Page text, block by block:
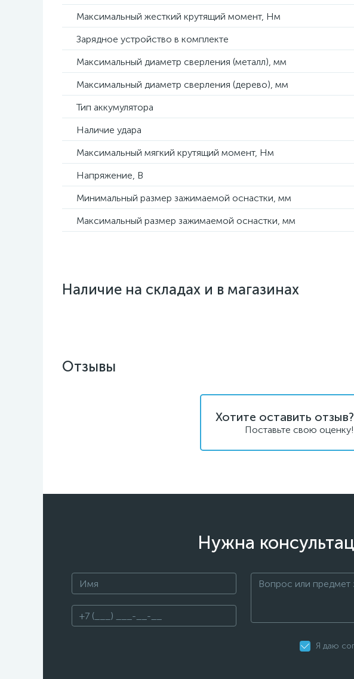
Максимальный жесткий крутящий момент, Нм
Зарядное устройство в комплекте
Максимальный диаметр сверления (металл), мм
Максимальный диаметр сверления (дерево), мм
Тип аккумулятора
Наличие удара
Максимальный мягкий крутящий момент, Нм
Напряжение, В
Минимальный размер зажимаемой оснастки, мм
Максимальный размер зажимаемой оснастки, мм
Наличие на складах и в магазинах
Отзывы
Хотите оставить отзыв?
Поставьте свою оценку!
Нужна
Я даю